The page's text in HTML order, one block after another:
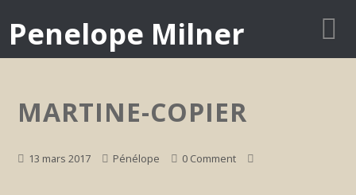
Penelope Milner
MARTINE-COPIER
13 mars 2017 Pénélope 0 Comment